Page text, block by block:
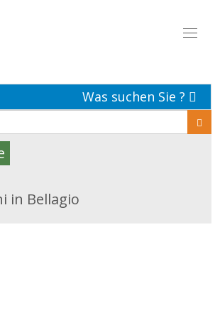
Was suchen Sie ?
in Bellagio